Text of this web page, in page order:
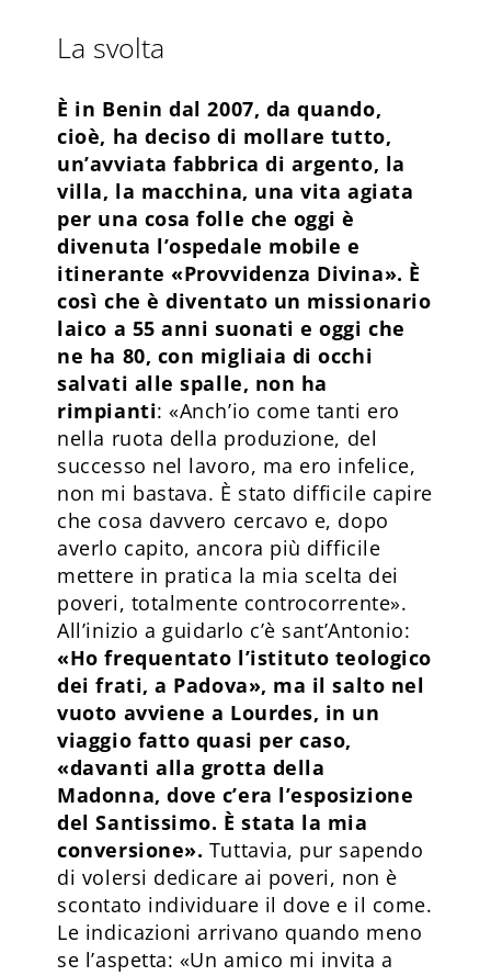
La svolta
È in Benin dal 2007, da quando,
cioè, ha deciso di mollare tutto,
un’avviata fabbrica di argento, la
villa, la macchina, una vita agiata
per una cosa folle che oggi è
divenuta l’ospedale mobile e
itinerante «Provvidenza Divina». È
così che è diventato un missionario
laico a 55 anni suonati e oggi che
ne ha 80, con migliaia di occhi
salvati alle spalle, non ha
rimpianti: «Anch’io come tanti ero
nella ruota della produzione, del
successo nel lavoro, ma ero infelice,
non mi bastava. È stato difficile capire
che cosa davvero cercavo e, dopo
averlo capito, ancora più difficile
mettere in pratica la mia scelta dei
poveri, totalmente controcorrente».
All’inizio a guidarlo c’è sant’Antonio:
«Ho frequentato l’istituto teologico
dei frati, a Padova», ma il salto nel
vuoto avviene a Lourdes, in un
viaggio fatto quasi per caso,
«davanti alla grotta della
Madonna, dove c’era l’esposizione
del Santissimo. È stata la mia
conversione». Tuttavia, pur sapendo
di volersi dedicare ai poveri, non è
scontato individuare il dove e il come.
Le indicazioni arrivano quando meno
se l’aspetta: «Un amico mi invita a